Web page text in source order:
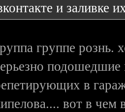
и заливке
группе рознь.
подошедшие
в
вот в чем